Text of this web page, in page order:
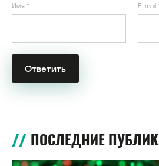
Имя * E-mail
ПОСЛЕДНИЕ